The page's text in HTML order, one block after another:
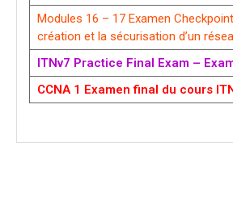
Modules 16 – 17 Examen
création et la sécurisation d’un
ITNv7 Practice Final Exam –
CCNA 1 Examen final du cours